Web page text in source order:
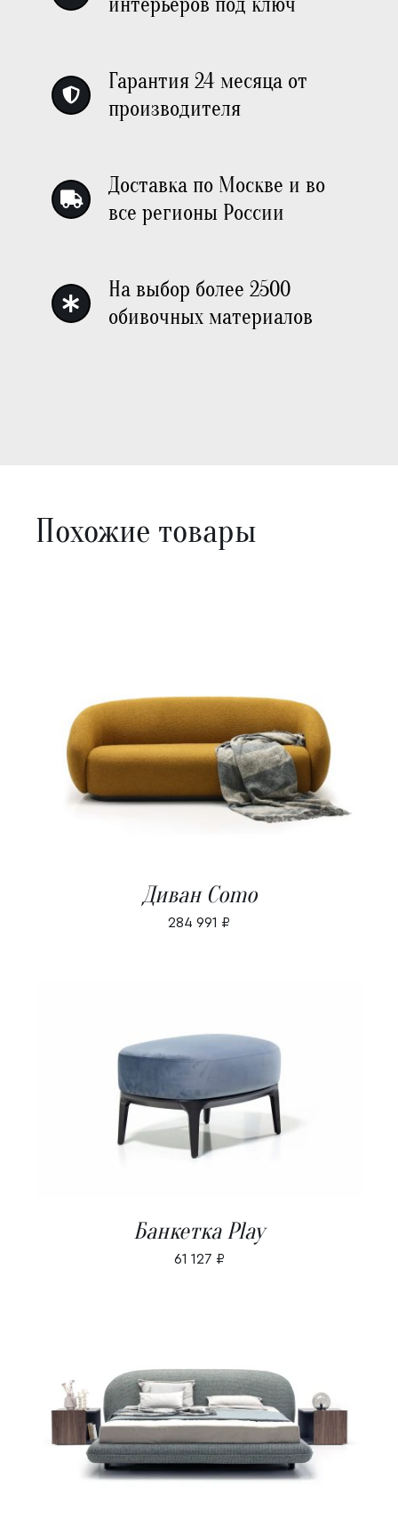
Гарантия 24 месяца от
производителя
Доставка по Москве и во
все регионы России
На выбор более 2500
обивочных материалов
Похожие товары
В КОРЗИНУ / ДЕТАЛИ
Диван Como
284 991 ₽
В КОРЗИНУ ДЕТАЛИ
Банкетка Play
61 127 ₽
В КОРЗИНУ / ДЕТАЛИ